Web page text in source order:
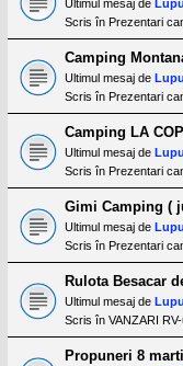
Ultimul mesaj de
Scris în Prezentari
Camping
Ultimul mesaj de
Scris în Prezentari
Camping LA
Ultimul mesaj de
Scris în Prezentari
Gimi Camping (
Ultimul mesaj de
Scris în Prezentari
Rulota Besacar
Ultimul mesaj de
Scris în VANZARI
Propuneri 8